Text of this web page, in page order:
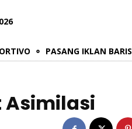
PASANG IKLAN BARIS
Asimilasi